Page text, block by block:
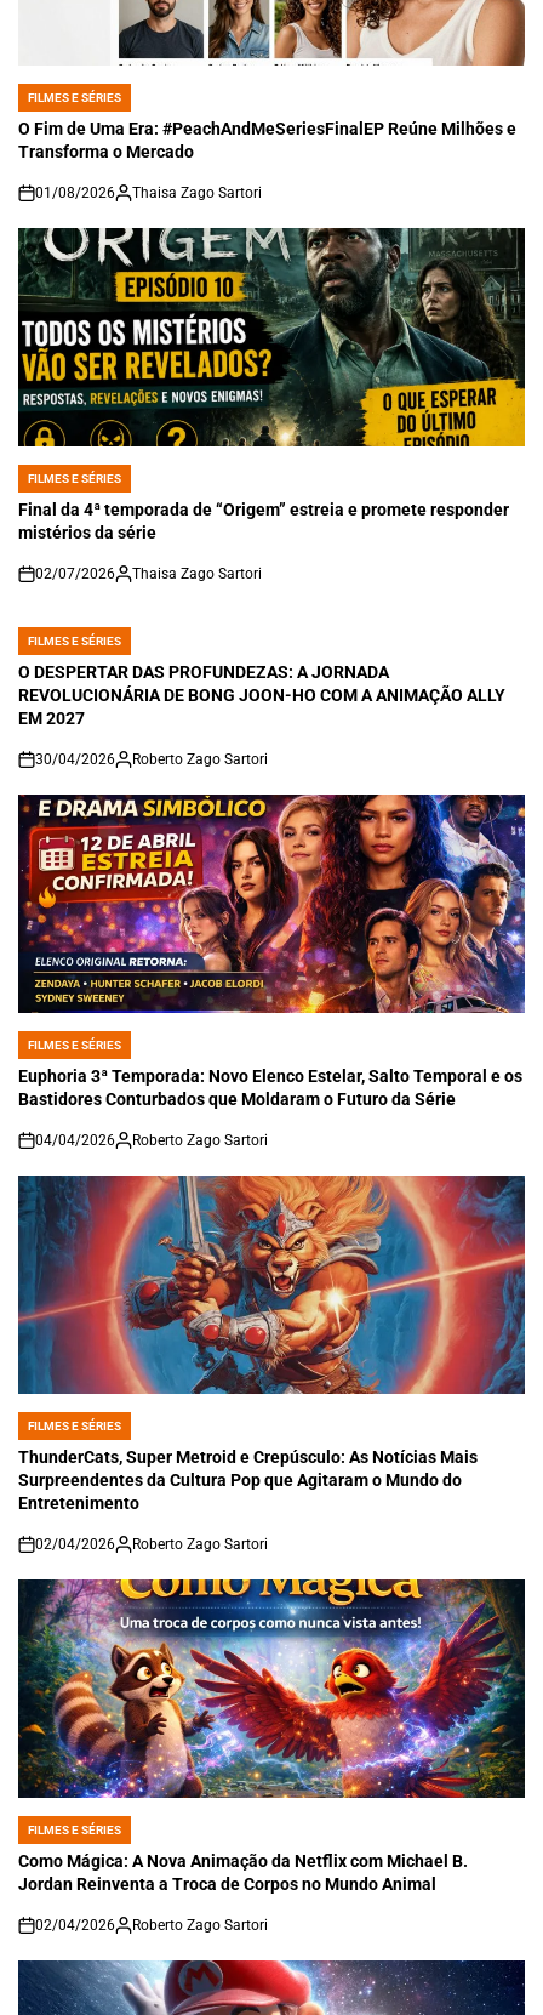
POSTED
IN
FILMES E SÉRIES
O Fim de Uma Era: #PeachAndMeSeriesFinalEP Reúne Milhões e
Transforma o Mercado
on
01/08/2026 Thaisa Zago Sartori
POSTED
IN
FILMES E SÉRIES
Final da 4ª temporada de “Origem” estreia e promete responder
mistérios da série
on
02/07/2026 Thaisa Zago Sartori
POSTED
IN
FILMES E SÉRIES
O DESPERTAR DAS PROFUNDEZAS: A JORNADA
REVOLUCIONÁRIA DE BONG JOON-HO COM A ANIMAÇÃO ALLY
EM 2027
on
30/04/2026 Roberto Zago Sartori
POSTED
IN
FILMES E SÉRIES
Euphoria 3ª Temporada: Novo Elenco Estelar, Salto Temporal e os
Bastidores Conturbados que Moldaram o Futuro da Série
on
04/04/2026 Roberto Zago Sartori
POSTED
IN
FILMES E SÉRIES
ThunderCats, Super Metroid e Crepúsculo: As Notícias Mais
Surpreendentes da Cultura Pop que Agitaram o Mundo do
Entretenimento
on
02/04/2026 Roberto Zago Sartori
POSTED
IN
FILMES E SÉRIES
Como Mágica: A Nova Animação da Netflix com Michael B.
Jordan Reinventa a Troca de Corpos no Mundo Animal
on
02/04/2026 Roberto Zago Sartori